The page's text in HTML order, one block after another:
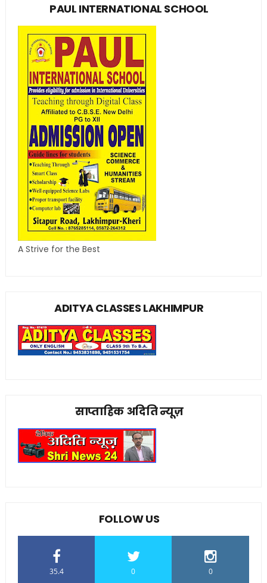
PAUL INTERNATIONAL SCHOOL
A Strive for the Best
ADITYA CLASSES LAKHIMPUR
साप्ताहिक अदिति न्यूज़
FOLLOW US
35.4 0 0